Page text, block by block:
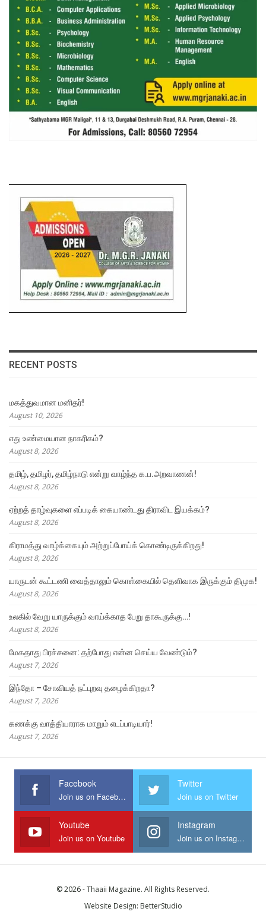
RECENT POSTS
மகத்துவமான மனிதர்!
August 10, 2026
எது உண்மையான நாகரிகம்?
August 8, 2026
தமிழ், தமிழர், தமிழ்நாடு என்று வாழ்ந்த க.ப.அறவாணன்!
August 8, 2026
ஏற்றத் தாழ்வுகளை எப்படிக் கையாண்டது திராவிட இயக்கம்?
August 8, 2026
கிராமத்து வாழ்க்கையும் அற்றுப்போய்க் கொண்டிருக்கிறது!
August 8, 2026
யாருடன் கூட்டணி வைத்தாலும் கொள்கையில் தெளிவாக இருக்கும் திமுக!
August 8, 2026
உலகில் வேறு யாருக்கும் வாய்க்காத பேறு தாகூருக்கு…!
August 8, 2026
மேகதாது பிரச்சனை: தற்போது என்ன செய்ய வேண்டும்?
August 7, 2026
இந்தோ – சோவியத் நட்புறவு தழைக்கிறதா?
August 7, 2026
கணக்கு வாத்தியாராக மாறும் எடப்பாடியார்!
August 7, 2026
Facebook
Join us on Facebook
Twitter
Join us on Twitter
Youtube
Join us on Youtube
Instagram
Join us on Instagram
© 2026 - Thaaii Magazine. All Rights Reserved.
Website Design: BetterStudio